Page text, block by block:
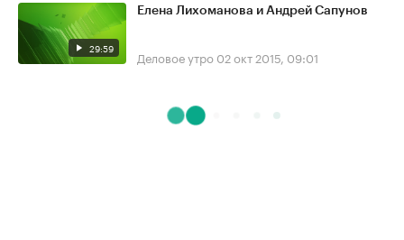
29:59
Елена Лихоманова и Андрей Сапунов
Деловое утро 02 окт 2015, 09:01